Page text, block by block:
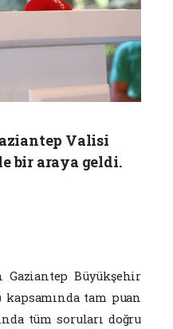
Valisi
bir araya geldi.
Gaziantep Büyükşehir
tam puan
tüm soruları doğru